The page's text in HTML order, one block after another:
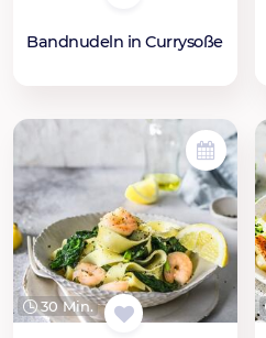
Bandnudeln in Currysoße
30 Min.